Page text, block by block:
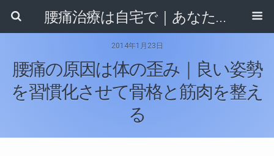
腰痛治療は自宅で｜あなたに合ったセルフ整体法がきっと見つかる！
2014年1月23日
腰痛の原因は体の歪み｜良い姿勢
を習慣化させて骨格と筋肉を整え
る